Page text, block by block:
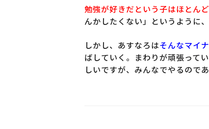
勉強が好きだという子はほとん
んかしたくない」というように
しかし、あすなろはそんなマイ
ばしていく。まわりが頑張って
しいですが、みんなでやるので